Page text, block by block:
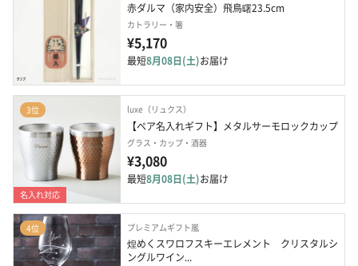
赤ダルマ（家内安全）飛鳥曙23.5cm
カトラリー・箸
¥5,170
最短8月08日(土)お届け
3位
名入れ対応
luxe（リュクス）
【ペア名入れギフト】メタルサーモロックカップ
グラス・カップ・酒器
¥3,080
最短8月08日(土)お届け
4位 プレミアムギフト嵐
煌めくスワロフスキーエレメント　クリスタルシ
ングルワイン...